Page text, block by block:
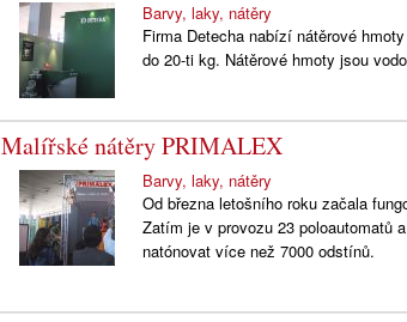
Barvy, laky, nátěry
Firma Detecha nabízí nátěrové
do 20-ti kg. Nátěrové hmoty jsou
Malířské nátěry PRIMALEX
Barvy, laky, nátěry
Od března letošního roku začala
Zatím je v provozu 23 poloautomatů
natónovat více než 7000 odstínů.